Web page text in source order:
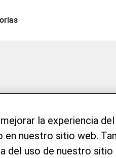
la experiencia del
nuestro sitio web.
del uso de nuestro sitio